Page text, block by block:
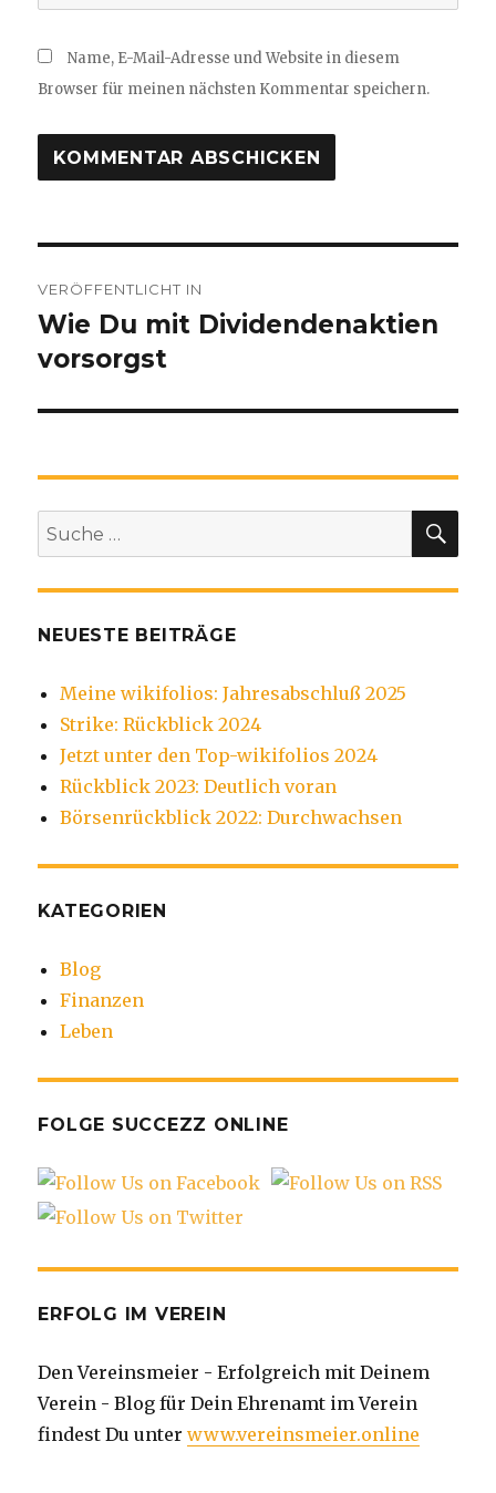
Name, E-Mail-Adresse und Website in diesem
Browser für meinen nächsten Kommentar speichern.
VERÖFFENTLICHT IN
Wie Du mit Dividendenaktien
vorsorgst
Suche
nach:
NEUESTE BEITRÄGE
Meine wikifolios: Jahresabschluß 2025
Strike: Rückblick 2024
Jetzt unter den Top-wikifolios 2024
Rückblick 2023: Deutlich voran
Börsenrückblick 2022: Durchwachsen
KATEGORIEN
Blog
Finanzen
Leben
FOLGE SUCCEZZ ONLINE
ERFOLG IM VEREIN
Den Vereinsmeier - Erfolgreich mit Deinem
Verein - Blog für Dein Ehrenamt im Verein
findest Du unterwww.vereinsmeier.online